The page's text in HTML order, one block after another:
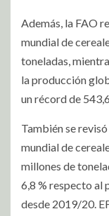
Además, la FAO
mundial de
toneladas,
la producción
un récord de
También se
mundial de
millones de
6,8 % respecto al
desde 2019/20.